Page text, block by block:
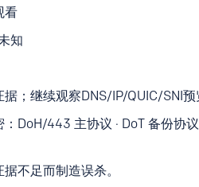
看
知
；继续观察DNS/IP/QUIC/SNI预
DoH/443 主协议 · DoT 备份协
不足而制造误杀。